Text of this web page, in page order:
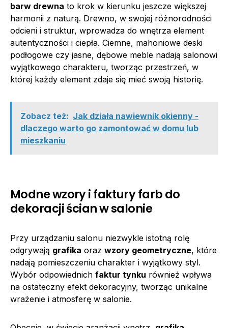
barw drewna to krok w kierunku jeszcze większej
harmonii z naturą. Drewno, w swojej różnorodności
odcieni i struktur, wprowadza do wnętrza element
autentyczności i ciepła. Ciemne, mahoniowe deski
podłogowe czy jasne, dębowe meble nadają salonowi
wyjątkowego charakteru, tworząc przestrzeń, w
której każdy element zdaje się mieć swoją historię.
Zobacz też: Jak działa nawiewnik okienny -
dlaczego warto go zamontować w domu lub
mieszkaniu
Modne wzory i faktury farb do
dekoracji ścian w salonie
Przy urządzaniu salonu niezwykle istotną rolę
odgrywają grafika oraz wzory geometryczne, które
nadają pomieszczeniu charakter i wyjątkowy styl.
Wybór odpowiednich faktur tynku również wpływa
na ostateczny efekt dekoracyjny, tworząc unikalne
wrażenie i atmosferę w salonie.